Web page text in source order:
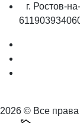
г. Ростов-
2026 © Все